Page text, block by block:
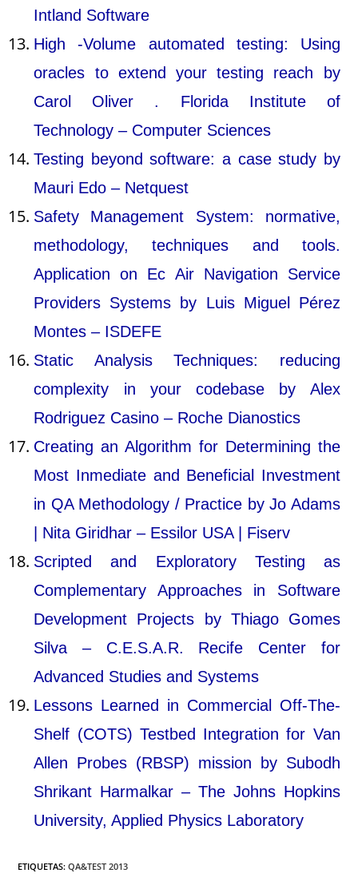
Intland Software
High -Volume automated testing: Using
oracles to extend your testing reach by
Carol Oliver . Florida Institute of
Technology – Computer Sciences
Testing beyond software: a case study by
Mauri Edo – Netquest
Safety Management System: normative,
methodology, techniques and tools.
Application on Ec Air Navigation Service
Providers Systems by Luis Miguel Pérez
Montes – ISDEFE
Static Analysis Techniques: reducing
complexity in your codebase by Alex
Rodriguez Casino – Roche Dianostics
Creating an Algorithm for Determining the
Most Inmediate and Beneficial Investment
in QA Methodology / Practice by Jo Adams
| Nita Giridhar – Essilor USA | Fiserv
Scripted and Exploratory Testing as
Complementary Approaches in Software
Development Projects by Thiago Gomes
Silva – C.E.S.A.R. Recife Center for
Advanced Studies and Systems
Lessons Learned in Commercial Off-The-
Shelf (COTS) Testbed Integration for Van
Allen Probes (RBSP) mission by Subodh
Shrikant Harmalkar – The Johns Hopkins
University, Applied Physics Laboratory
ETIQUETAS:QA&TEST 2013